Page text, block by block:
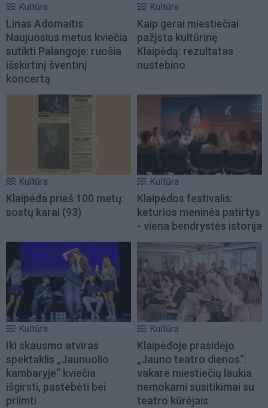
Kultūra
Linas Adomaitis
Naujuosius metus kviečia
sutikti Palangoje: ruošia
išskirtinį šventinį
koncertą
Kultūra
Kaip gerai miestiečiai
pažįsta kultūrinę
Klaipėdą: rezultatas
nustebino
Kultūra
Klaipėda prieš 100 metų:
sostų karai (93)
Kultūra
Klaipėdos festivalis:
keturios meninės patirtys
- viena bendrystės istorija
Kultūra
Iki skausmo atviras
spektaklis „Jaunuolio
kambaryje“ kviečia
išgirsti, pastebėti bei
priimti
Kultūra
Klaipėdoje prasidėjo
„Jauno teatro dienos“:
vakare miestiečių laukia
nemokami susitikimai su
teatro kūrėjais